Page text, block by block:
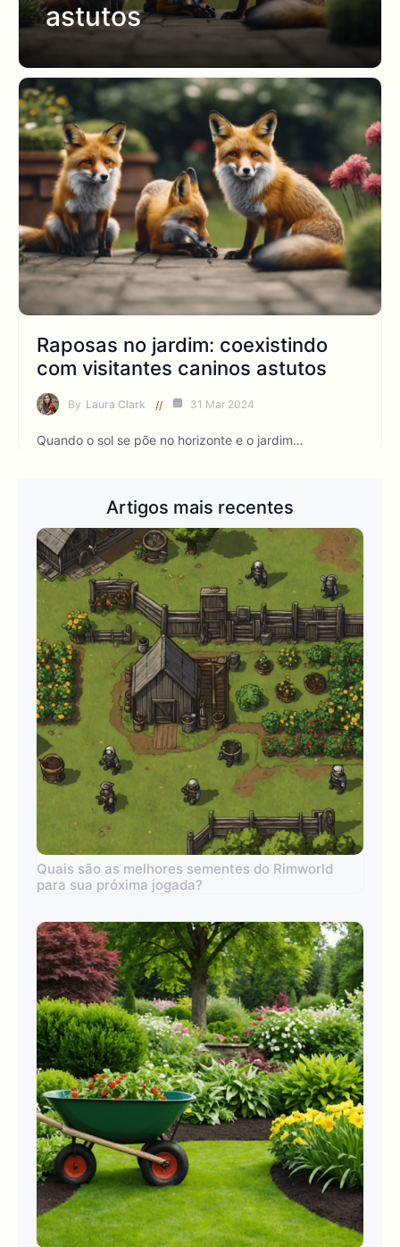
astutos
Raposas no jardim: coexistindo
com visitantes caninos astutos
By Laura Clark 31 Mar 2024
Quando o sol se põe no horizonte e o jardim…
Artigos mais recentes
Quais são as melhores sementes do Rimworld
para sua próxima jogada?